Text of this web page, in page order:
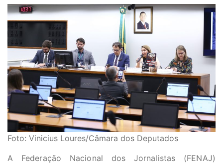
Foto: Vinicius Loures/Câmara dos Deputados
A Federação Nacional dos Jornalistas (FENAJ)